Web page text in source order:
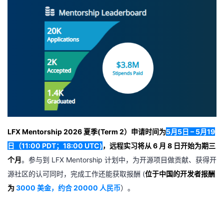
坛
圈
的
播
我
活
动
的
关
我
的
我
LFX Mentorship 2026 夏季(Term 2）申请时间为5月5日 – 5月19
日（11:00 PDT；18:00 UTC)， 远程实习将从 6 月 8 日开始为期三
个月。参与到 LFX Mentorship 计划中，为开源项目做贡献、获得开
源社区的认可同时，完成工作还能获取报酬 (位于中国的开发者报酬
为3000 美金，约合 20000 人民币）。